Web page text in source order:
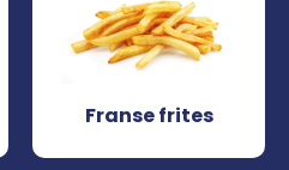
Franse frites